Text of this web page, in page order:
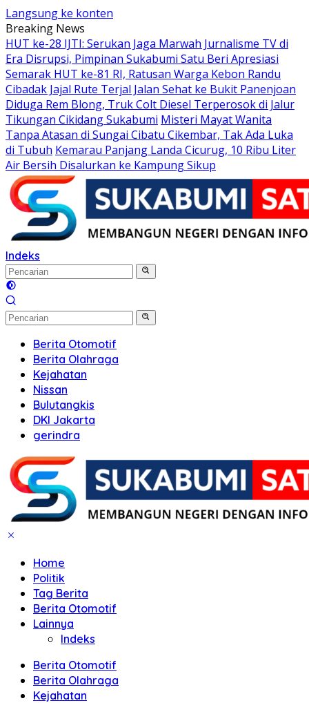
Langsung ke konten
Breaking News
HUT ke-28 IJTI: Serukan Jaga Marwah Jurnalisme TV di
Era Disrupsi, Pimpinan Sukabumi Satu Beri Apresiasi
Semarak HUT ke-81 RI, Ratusan Warga Kebon Randu
Cibadak Jajal Rute Terjal Jalan Sehat ke Bukit Panenjoan
Diduga Rem Blong, Truk Colt Diesel Terperosok di Jalur
Tikungan Cikidang Sukabumi Misteri Mayat Wanita
Tanpa Atasan di Sungai Cibatu Cikembar, Tak Ada Luka
di Tubuh Kemarau Panjang Landa Cicurug, 10 Ribu Liter
Air Bersih Disalurkan ke Kampung Sikup
Indeks
Berita Otomotif
Berita Olahraga
Kejahatan
Nissan
Bulutangkis
DKI Jakarta
gerindra
Home
Politik
Tag Berita
Berita Otomotif
Lainnya
Indeks
Berita Otomotif
Berita Olahraga
Kejahatan